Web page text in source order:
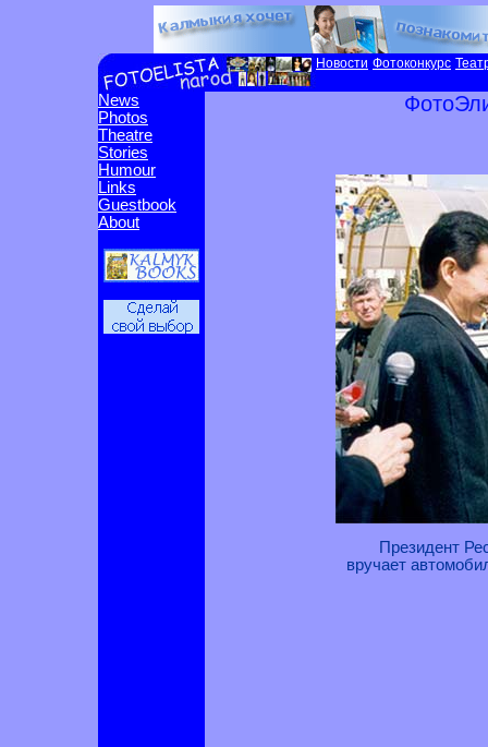
Новости Фотоконкурс
News
Photos
Theatre
Stories
Humour
Links
Guestbook
About
Президент
вручает